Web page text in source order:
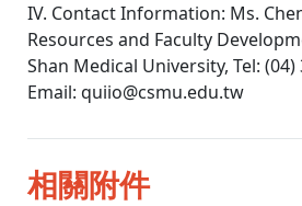
IV. Contact Information: Ms.
Resources and Faculty
Shan Medical University, Tel: (04)
Email: quiio@csmu.edu.tw
相關附件